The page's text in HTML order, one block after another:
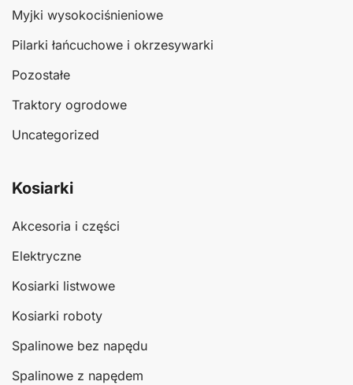
Myjki wysokociśnieniowe
Pilarki łańcuchowe i okrzesywarki
Pozostałe
Traktory ogrodowe
Uncategorized
Kosiarki
Akcesoria i części
Elektryczne
Kosiarki listwowe
Kosiarki roboty
Spalinowe bez napędu
Spalinowe z napędem